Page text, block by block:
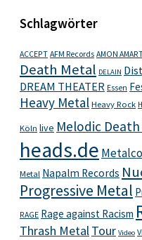
Schlagwörter
ACCEPT AFM Records AMON
Death Metal DELAIN
DREAM THEATER Essen
Heavy Metal Heavy Rock
Köln live Melodic
heads.de
Metal Napalm Records
Progressive Metal
RAGE Rage against Racism
Thrash MetalTour Video